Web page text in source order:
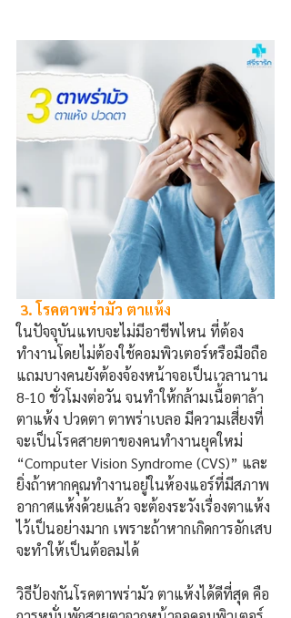
3. โรคตาพร่ามัว ตาแห้ง
ในปัจจุบันแทบจะไม่มีอาชีพไหน ที่ต้อง
ทำงานโดยไม่ต้องใช้คอมพิวเตอร์หรือมือถือ
แถมบางคนยังต้องจ้องหน้าจอเป็นเวลานาน
8-10 ชั่วโมงต่อวัน จนทำให้กล้ามเนื้อตาล้า
ตาแห้ง ปวดตา ตาพร่าเบลอ มีความเสี่ยงที่
จะเป็นโรคสายตาของคนทำงานยุคใหม่
“Computer Vision Syndrome (CVS)” และ
ยิ่งถ้าหากคุณทำงานอยู่ในห้องแอร์ที่มีสภาพ
อากาศแห้งด้วยแล้ว จะต้องระวังเรื่องตาแห้ง
ไว้เป็นอย่างมาก เพราะถ้าหากเกิดการอักเสบ
จะทำให้เป็นต้อลมได้
วิธีป้องกันโรคตาพร่ามัว ตาแห้งได้ดีที่สุด คือ